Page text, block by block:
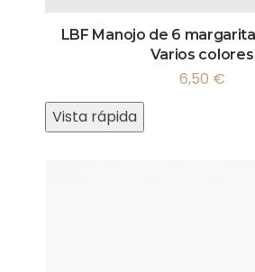
LBF Manojo de 6
Varios colores
6,50 €
Vista rápida